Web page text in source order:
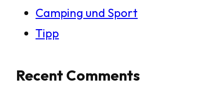
Camping und Sport
Tipp
Recent Comments